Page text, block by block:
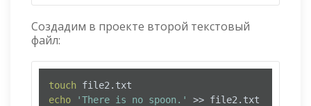
Создадим в проекте второй текстовый
файл:
touch
echo
'There is no spoon.'